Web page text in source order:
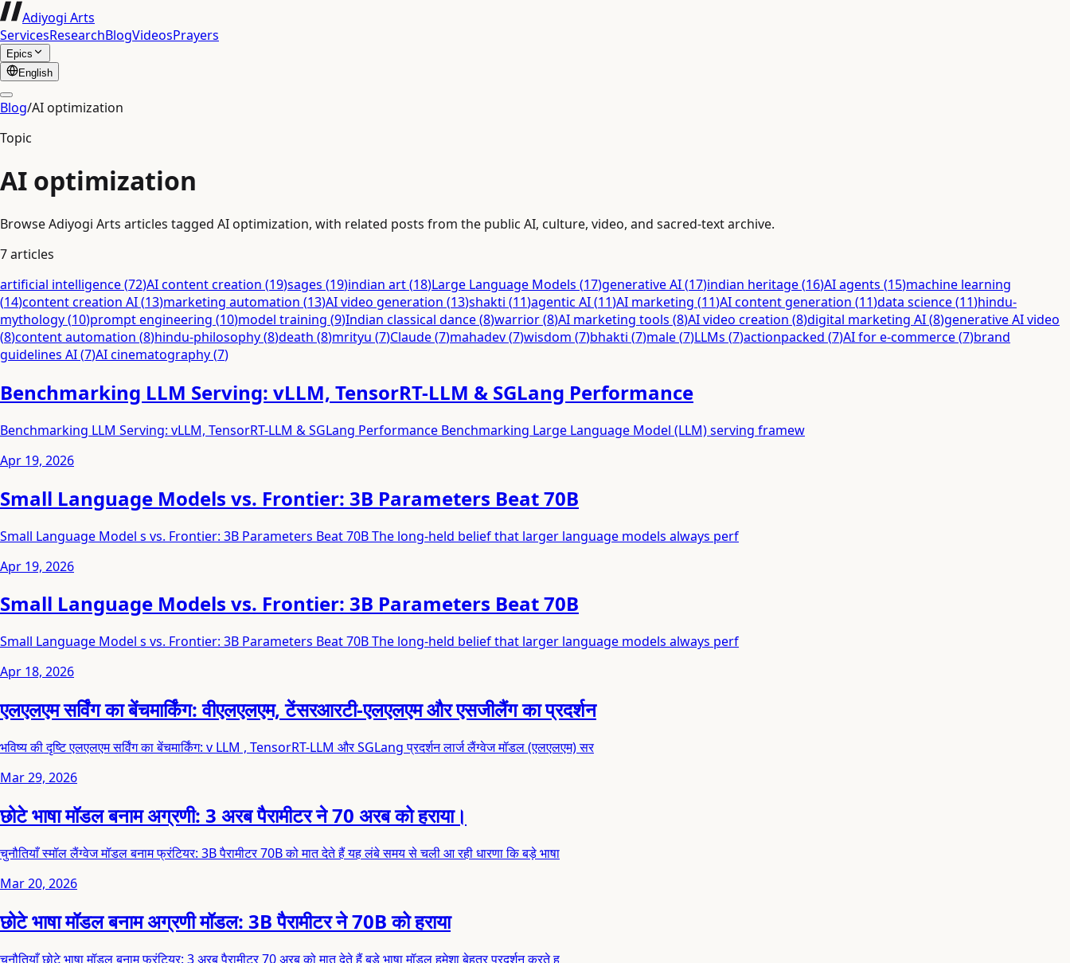
Adiyogi Arts
ServicesResearchBlogVideosPrayers
Epics
English
Blog/AI optimization
Topic
AI optimization
Browse Adiyogi Arts articles tagged AI optimization, with related posts from the public AI, culture, video, and sacred-text archive.
7articles
artificial intelligence(72)AI content creation (19)sages (19)indian art(18)Large Language Models (17)generative AI(17)indian heritage(16)AI agents (15)machine learning
(14)content creation AI(13)marketing automation (13)AI video generation (13)shakti (11)agentic AI(11)AI marketing (11)AI content generation (11)data science(11)hindu-
mythology(10)prompt engineering (10)model training (9)Indian classical dance(8)warrior(8)AI marketing tools (8)AI video creation (8)digital marketing AI(8)generative AI video
(8)content automation (8)hindu-philosophy(8)death (8)mrityu (7)Claude(7)mahadev(7)wisdom (7)bhakti (7)male(7)LLMs (7)actionpacked (7)AI for e-commerce(7)brand
guidelines AI(7)AI cinematography(7)
Benchmarking LLM Serving: vLLM, TensorRT-LLM & SGLang Performance
Benchmarking LLM Serving: vLLM, TensorRT-LLM & SGLang Performance Benchmarking Large Language Model (LLM) serving framew
Apr 19, 2026
Small Language Models vs. Frontier: 3B Parameters Beat 70B
Small Language Model s vs. Frontier: 3B Parameters Beat 70B The long-held belief that larger language models always perf
Apr 19, 2026
Small Language Models vs. Frontier: 3B Parameters Beat 70B
Small Language Model s vs. Frontier: 3B Parameters Beat 70B The long-held belief that larger language models always perf
Apr 18, 2026
एलएलएम सर्विंग का बेंचमार्किंग: वीएलएलएम, टेंसरआरटी-एलएलएम और एसजीलैंग का प्रदर्शन
भविष्य की दृष्टि एलएलएम सर्विंग का बेंचमार्किंग: v LLM , TensorRT-LLM और SGLang प्रदर्शन लार्ज लैंग्वेज मॉडल (एलएलएम) सर
Mar 29, 2026
छोटे भाषा मॉडल बनाम अग्रणी: 3 अरब पैरामीटर ने 70 अरब को हराया।
चुनौतियाँ स्मॉल लैंग्वेज मॉडल बनाम फ्रंटियर: 3B पैरामीटर 70B को मात देते हैं यह लंबे समय से चली आ रही धारणा कि बड़े भाषा
Mar 20, 2026
छोटे भाषा मॉडल बनाम अग्रणी मॉडल: 3B पैरामीटर ने 70B को हराया
चुनौतियाँ छोटे भाषा मॉडल बनाम फ्रंटियर: 3 अरब पैरामीटर 70 अरब को मात देते हैं बड़े भाषा मॉडल हमेशा बेहतर प्रदर्शन करते ह